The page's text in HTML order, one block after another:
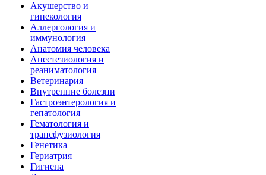
Акушерство и
гинекология
Аллергология и
иммунология
Анатомия человека
Анестезиология и
реаниматология
Ветеринария
Внутренние болезни
Гастроэнтерология и
гепатология
Гематология и
трансфузиология
Генетика
Гериатрия
Гигиена